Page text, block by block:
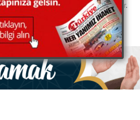
ziynet eşyası takmaları caizdir.